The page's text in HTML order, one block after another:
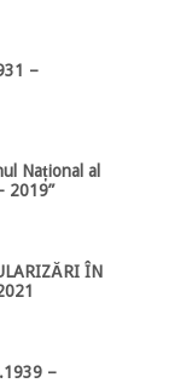
–
Național al
2019”
ÎN
–